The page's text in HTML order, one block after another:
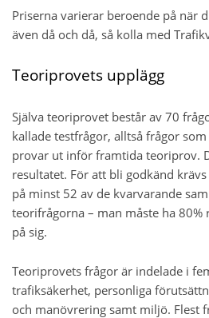
Priserna varierar beroende på när
även då och då, så kolla med
Teoriprovets upplägg
Själva teoriprovet består av 70
kallade testfrågor, alltså frågor
provar ut inför framtida teoriprov.
resultatet. För att bli godkänd
på minst 52 av de kvarvarande
teorifrågorna – man måste ha
på sig.
Teoriprovets frågor är indelade i
trafiksäkerhet, personliga
och manövrering samt miljö. Flest